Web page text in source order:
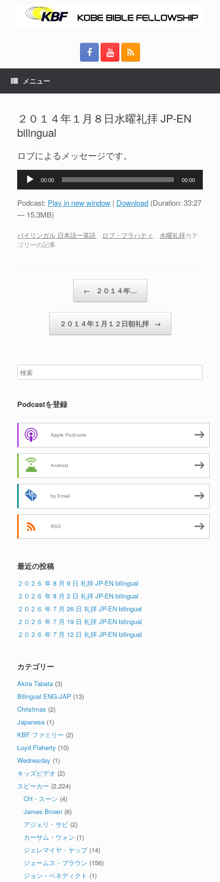
メニュー
２０１４年１月８日水曜礼拝 JP-EN
bilingual
ロブによるメッセージです。
プ
ヤ
ー
00:00 00:00
Podcast: Play in new window | Download (Duration: 33:27
— 15.3MB)
バイリンガル 日本語ー英語、 ロブ・フラハティ、 水曜礼拝カテ
ゴリーの記事
← ２０１４年…
２０１４年１月１２日朝礼拝 →
Podcastを登録
Apple Podcasts
Android
by Email
RSS
最近の投稿
２０２６ 年 8 月 9 日 礼拝 JP-EN bilingual
２０２６ 年 8 月 2 日 礼拝 JP-EN bilingual
２０２６ 年 7 月 26 日 礼拝 JP-EN bilingual
２０２６ 年 7 月 19 日 礼拝 JP-EN bilingual
２０２６ 年 7 月 12 日 礼拝 JP-EN bilingual
カテゴリー
Akira Tabata (3)
Bilingual ENG-JAP (13)
Christmas (2)
Japanese (1)
KBF ファミリー (2)
Loyd Flaherty (10)
Wednesday (1)
キッズビデオ (2)
スピーカー (2,224)
CH・スーン (4)
James Brown (6)
アジェリ・サビ (2)
カーサム・ウォン (1)
ジェレマイヤ・ヤップ(14)
ジェームス・ブラウン (156)
ジョン・ベネディクト (1)